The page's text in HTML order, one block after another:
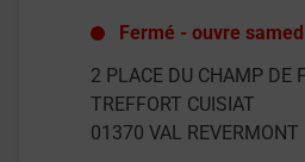
Fermé -ouvre
2 PLACE DU CHAMP DE
TREFFORT CUISIAT
01370 VAL REVERMONT